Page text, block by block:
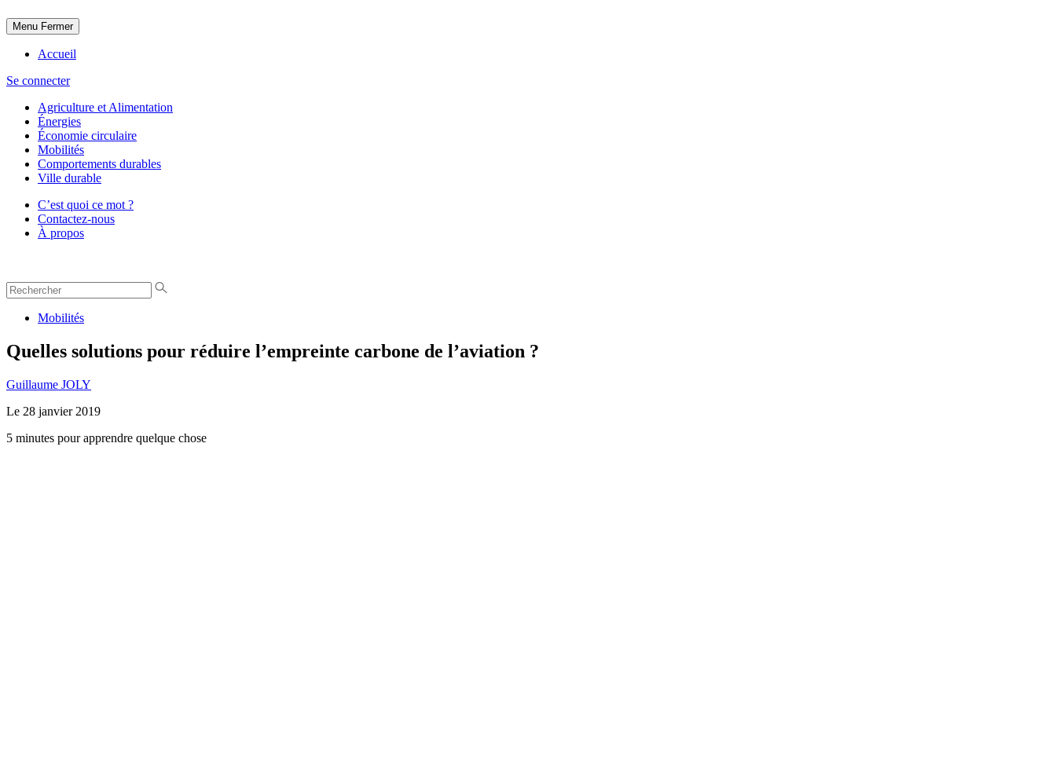
Menu Fermer
Accueil
Se connecter
Agriculture et Alimentation
Énergies
Économie circulaire
Mobilités
Comportements durables
Ville durable
C’est quoi ce mot ?
Contactez-nous
À propos
Mobilités
Quelles solutions pour réduire l’empreinte carbone de l’aviation ?
Guillaume JOLY
Le 28 janvier 2019
5 minutes pour apprendre quelque chose